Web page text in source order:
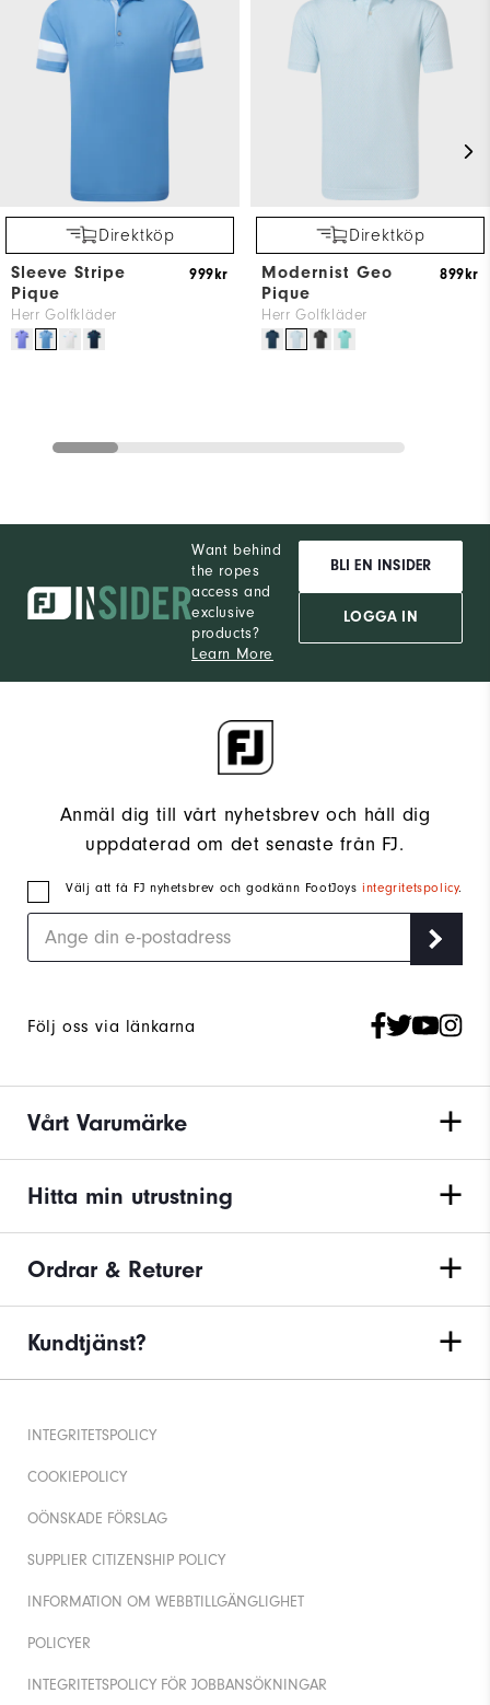
Direktköp
Sleeve Stripe
Pique
Herr Golfkläder
999kr
Direktköp
Modernist Geo
Pique
Herr Golfkläder
899kr
Want behind
the ropes
access and
exclusive
products?
Learn More
BLI EN INSIDER
LOGGA IN
Anmäl dig till vårt nyhetsbrev och håll dig
uppdaterad om det senaste från FJ.
Välj att få FJ nyhetsbrev och godkänn FootJoysintegritetspolicy.
Följ oss via länkarna
Vårt Varumärke
Hitta min utrustning
Ordrar & Returer
Kundtjänst?
INTEGRITETSPOLICY
COOKIEPOLICY
OÖNSKADE FÖRSLAG
SUPPLIER CITIZENSHIP POLICY
INFORMATION OM WEBBTILLGÄNGLIGHET
POLICYER
INTEGRITETSPOLICY FÖR JOBBANSÖKNINGAR